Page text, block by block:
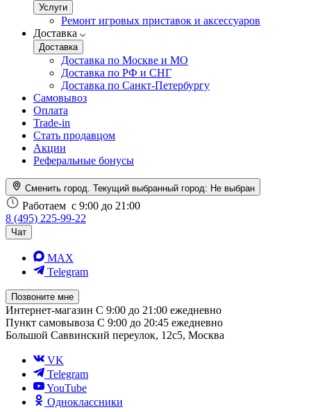
Услуги
Ремонт игровых приставок и аксессуаров
Доставка
Доставка
Доставка по Москве и МО
Доставка по РФ и СНГ
Доставка по Санкт-Петербургу
Самовывоз
Оплата
Trade-in
Стать продавцом
Акции
Реферальные бонусы
Сменить город. Текущий выбранный город: Не выбран
Работаем с 9:00 до 21:00
8 (495) 225-99-22
Чат
MAX
Telegram
Позвоните мне
Интернет-магазин С 9:00 до 21:00 ежедневно
Пункт самовывоза С 9:00 до 20:45 ежедневно
Большой Саввинский переулок, 12с5, Москва
VK
Telegram
YouTube
Одноклассники